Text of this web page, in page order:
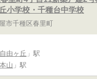
小学校・千種台中学校
市千種区春里町
自由ヶ丘 」駅
本山 」駅